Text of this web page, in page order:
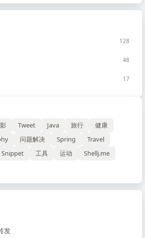
128
48
17
Tweet Java 旅行
健康
问题解决 Spring
Travel
Snippet 工具 运动
Shellj.me
发